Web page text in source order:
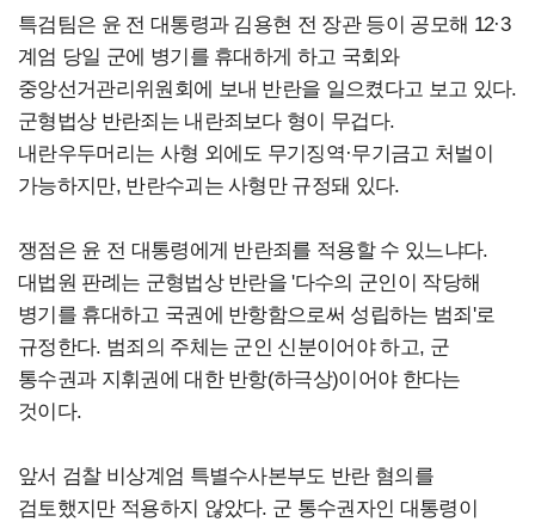
특검팀은 윤 전 대통령과 김용현 전 장관 등이 공모해 12·3
계엄 당일 군에 병기를 휴대하게 하고 국회와
중앙선거관리위원회에 보내 반란을 일으켰다고 보고 있다.
군형법상 반란죄는 내란죄보다 형이 무겁다.
내란우두머리는 사형 외에도 무기징역·무기금고 처벌이
가능하지만, 반란수괴는 사형만 규정돼 있다.
쟁점은 윤 전 대통령에게 반란죄를 적용할 수 있느냐다.
대법원 판례는 군형법상 반란을 '다수의 군인이 작당해
병기를 휴대하고 국권에 반항함으로써 성립하는 범죄'로
규정한다. 범죄의 주체는 군인 신분이어야 하고, 군
통수권과 지휘권에 대한 반항(하극상)이어야 한다는
것이다.
앞서 검찰 비상계엄 특별수사본부도 반란 혐의를
검토했지만 적용하지 않았다. 군 통수권자인 대통령이